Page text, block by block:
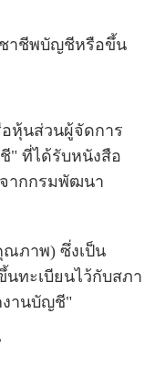
าชีพบัญชีหรือขึ้น
หุ้นส่วนผู้จัดการ
" ที่ได้รับหนังสือ
ากกรมพัฒนา
ภาพ) ซึ่งเป็น
ทะเบียนไว้กับสภา
านบัญชี"